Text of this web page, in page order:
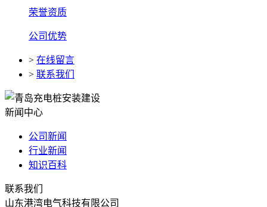
荣誉资质
公司优势
> 在线留言
> 联系我们
新闻中心
公司新闻
行业新闻
知识百科
联系我们
山东港湾电气科技有限公司